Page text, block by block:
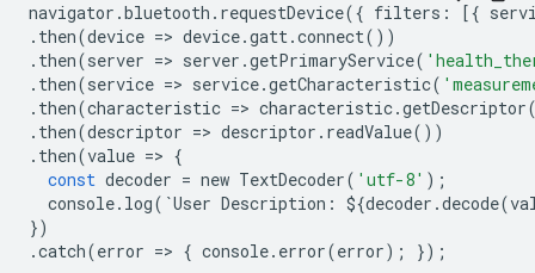
navigator .bluetooth . requestDevice({ filters : [{
. then(device => device.gatt.connect())
. then(server => server .getPrimaryService(
. then(service => service.getCharacteristic(
. then(characteristic => characteristic.getDescriptor
. then(descriptor => descriptor . readValue())
. then(value => {
const decoder = new TextDecoder( 'utf-8' );
console. log( `User Description : ${decoder .decode(
})
.catch(error => { console. error(error); });